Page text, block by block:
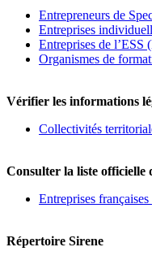
Entrepreneurs de
Entreprises
Entreprises de l’ESS
Organismes de
Vérifier les informations
Collectivités
Consulter la liste officielle
Entreprises
Répertoire Sirene